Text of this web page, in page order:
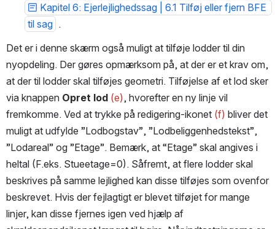
Kapitel 6: Ejerlejlighedssag | 6.1 Tilføj eller fjern BFE
til sag .
Det er i denne skærm også muligt at tilføje lodder til din
nyopdeling. Der gøres opmærksom på, at der er et krav om,
at der til lodder skal tilføjes geometri. Tilføjelse af et lod sker
via knappen Opret lod (e) , hvorefter en ny linje vil
fremkomme. Ved at trykke på redigering-ikonet (f) bliver det
muligt at udfylde ”Lodbogstav”, ”Lodbeliggenhedstekst”,
”Lodareal” og ”Etage”. Bemærk, at “Etage” skal angives i
heltal (F.eks. Stueetage=0). Såfremt, at flere lodder skal
beskrives på samme lejlighed kan disse tilføjes som ovenfor
beskrevet. Hvis der fejlagtigt er blevet tilføjet for mange
linjer, kan disse fjernes igen ved hjælp af